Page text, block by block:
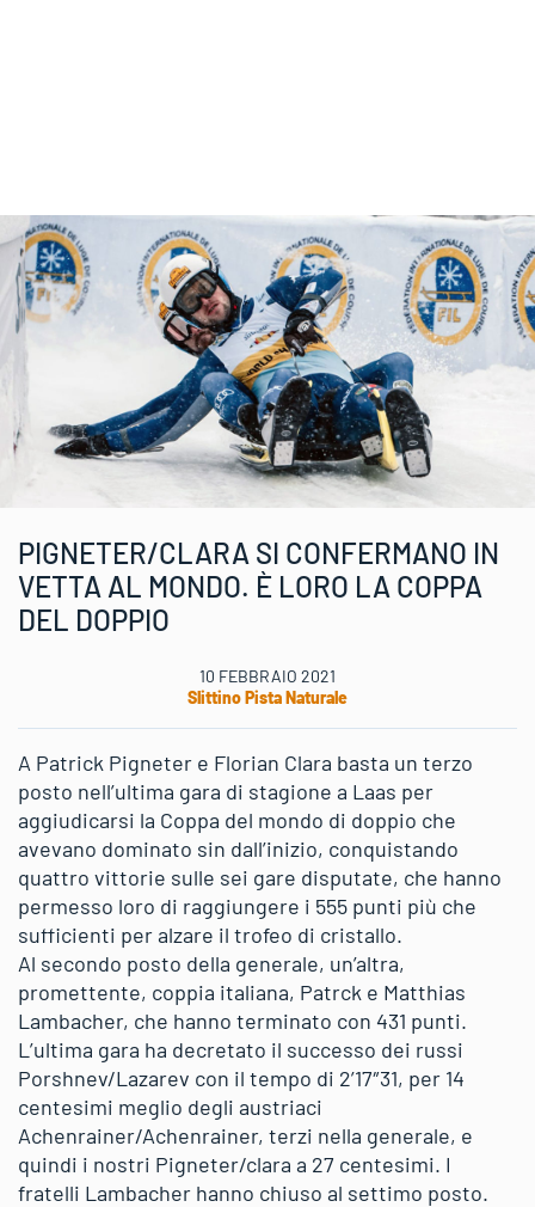
PIGNETER/CLARA SI CONFERMANO IN
VETTA AL MONDO. È LORO LA COPPA
DEL DOPPIO
10 FEBBRAIO 2021
Slittino Pista Naturale
A Patrick Pigneter e Florian Clara basta un terzo
posto nell’ultima gara di stagione a Laas per
aggiudicarsi la Coppa del mondo di doppio che
avevano dominato sin dall’inizio, conquistando
quattro vittorie sulle sei gare disputate, che hanno
permesso loro di raggiungere i 555 punti più che
sufficienti per alzare il trofeo di cristallo.
Al secondo posto della generale, un’altra,
promettente, coppia italiana, Patrck e Matthias
Lambacher, che hanno terminato con 431 punti.
L’ultima gara ha decretato il successo dei russi
Porshnev/Lazarev con il tempo di 2’17″31, per 14
centesimi meglio degli austriaci
Achenrainer/Achenrainer, terzi nella generale, e
quindi i nostri Pigneter/clara a 27 centesimi. I
fratelli Lambacher hanno chiuso al settimo posto.